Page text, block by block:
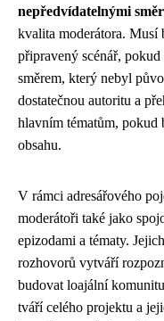
nepředvídatelnými
kvalita moderátora. Musí
připravený scénář,
směrem, který nebyl
dostatečnou autoritu a
hlavním tématům, pokud
obsahu.
V rámci adresářového
moderátoři také jako
epizodami a tématy.
rozhovorů vytváří
budovat loajální
tváří celého projektu a